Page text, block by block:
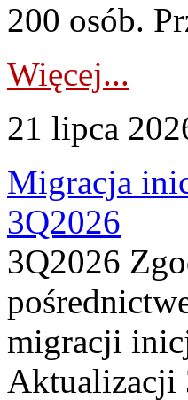
200 osób.
Więcej...
21 lipca
Migracja
3Q2026
3Q2026
migracji
Aktualizacji